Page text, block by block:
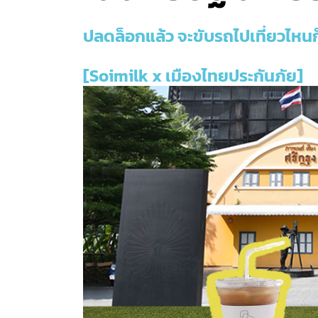
ปลดล็อกแล้ว จะขับรถไปเที่ยวไหน
[Soimilk x เมืองไทยประกันภัย]